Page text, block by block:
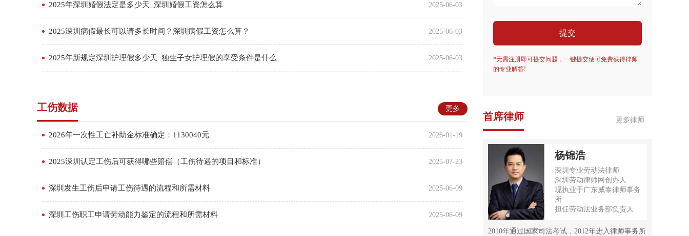
2025年深圳婚假法定是多少天_深圳婚假工资怎么算 2025-06-03
2025深圳病假最长可以请多长时间？深圳病假工资怎么算？ 2025-06-03
2025年新规定深圳护理假多少天_独生子女护理假的享受条件是什么 2025-06-03
工伤数据 更多
2026年一次性工亡补助金标准确定：1130040元 2026-01-19
2025深圳认定工伤后可获得哪些赔偿（工伤待遇的项目和标准） 2025-07-23
深圳发生工伤后申请工伤待遇的流程和所需材料 2025-06-09
深圳工伤职工申请劳动能力鉴定的流程和所需材料 2025-06-09
提交
*无需注册即可提交问题，一键提交便可免费获得律师
的专业解答!
首席律师 更多律师
杨锦浩
深圳专业劳动法律师
深圳劳动律师网创办人
现执业于广东威泰律师事务
所
担任劳动法业务部负责人
2010年通过国家司法考试，2012年进入律师事务所